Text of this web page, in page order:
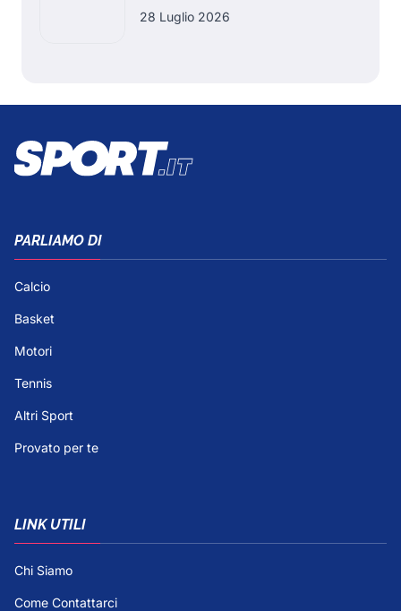
28 Luglio 2026
PARLIAMO DI
Calcio
Basket
Motori
Tennis
Altri Sport
Provato per te
LINK UTILI
Chi Siamo
Come Contattarci